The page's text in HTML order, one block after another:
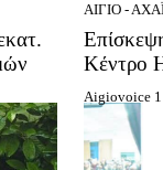
ΑΊΓΙΟ -
Κέντρο
Aigiovoice 1